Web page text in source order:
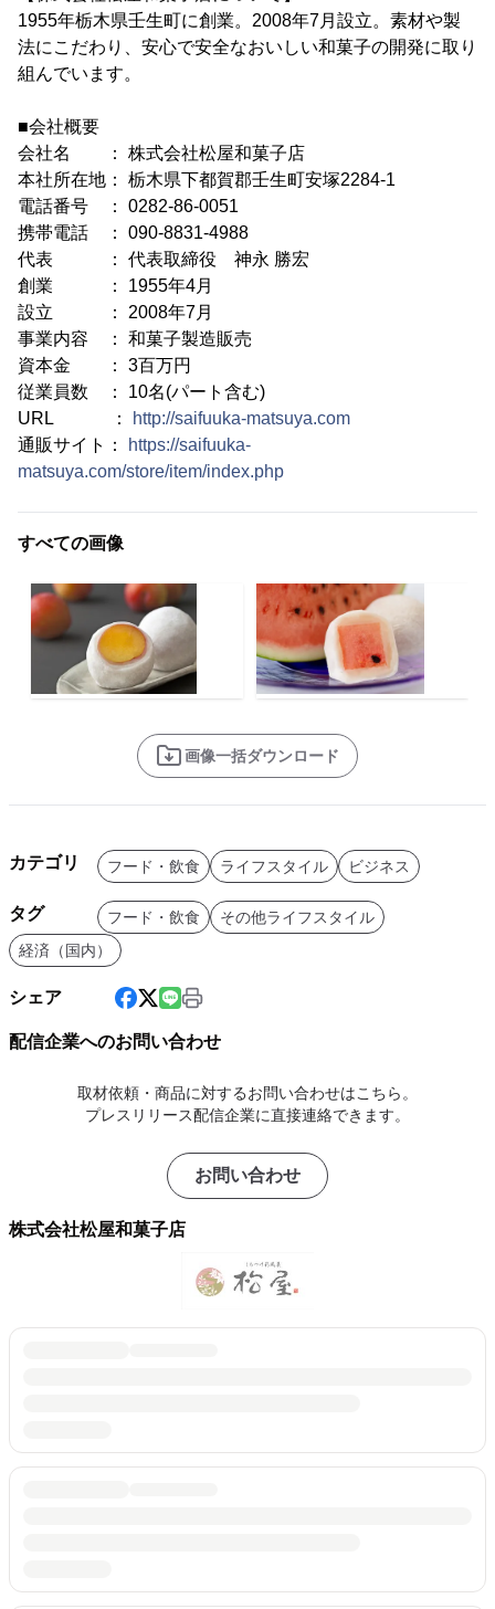
1955年栃木県壬生町に創業。2008年7月設立。素材や製
法にこだわり、安心で安全なおいしい和菓子の開発に取り
組んでいます。
■会社概要
会社名 ： 株式会社松屋和菓子店
本社所在地： 栃木県下都賀郡壬生町安塚2284-1
電話番号 ： 0282-86-0051
携帯電話 ： 090-8831-4988
代表 ： 代表取締役 神永 勝宏
創業 ： 1955年4月
設立 ： 2008年7月
事業内容 ： 和菓子製造販売
資本金 ： 3百万円
従業員数 ： 10名(パート含む)
URL ：
http://saifuuka-matsuya.com
通販サイト：
https://saifuuka-
matsuya.com/store/item/index.php
すべての画像
画像一括ダウンロード
カテゴリ フード・飲食 ライフスタイル ビジネス
タグ フード・飲食
その他ライフスタイル
経済（国内）
シェア
配信企業へのお問い合わせ
取材依頼・商品に対するお問い合わせはこちら。
プレスリリース配信企業に直接連絡できます。
お問い合わせ
株式会社松屋和菓子店